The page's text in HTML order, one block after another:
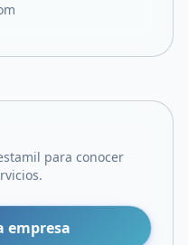
para conocer
empresa